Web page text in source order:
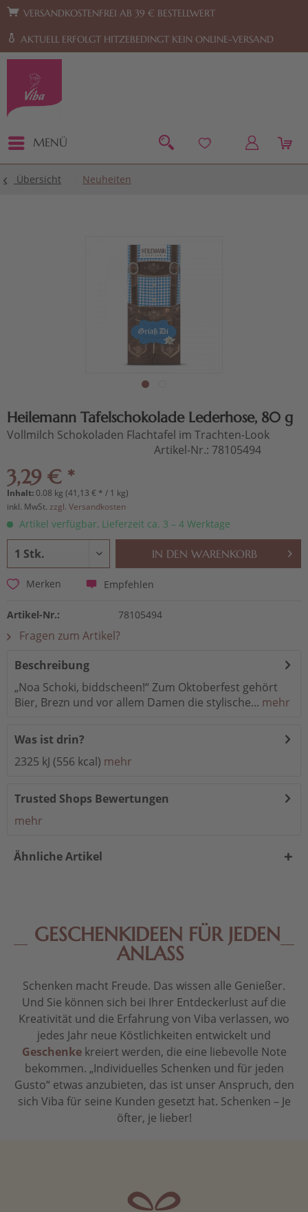
Zur Hauptnavigation springen Zum Footer springen
VERSANDKOSTENFREI AB 39 € BESTELLWERT
AKTUELL ERFOLGT HITZEBEDINGT KEIN ONLINE-VERSAND
MENÜ
Übersicht Neuheiten
Heilemann Tafelschokolade Lederhose, 80 g
Vollmilch Schokoladen Flachtafel im Trachten-Look
Artikel-Nr.: 78105494
3,29 € *
Inhalt:0.08 kg (41,13 € * / 1 kg)
inkl. MwSt. zzgl. Versandkosten
Artikel verfügbar, Lieferzeit ca. 3 – 4 Werktage
IN DEN WARENKORB
Merken Empfehlen
Artikel-Nr.: 78105494
Fragen zum Artikel?
Beschreibung
„Noa Schoki, biddscheen!“ Zum Oktoberfest gehört
Bier, Brezn und vor allem Damen die stylische... mehr
Was ist drin?
2325 kJ (556 kcal) mehr
Trusted Shops Bewertungen
mehr
Ähnliche Artikel
GESCHENKIDEEN FÜR JEDEN
ANLASS
Schenken macht Freude. Das wissen alle Genießer.
Und Sie können sich bei Ihrer Entdeckerlust auf die
Kreativität und die Erfahrung von Viba verlassen, wo
jedes Jahr neue Köstlichkeiten entwickelt und
Geschenkekreiert werden, die eine liebevolle Note
bekommen. „Individuelles Schenken und für jeden
Gusto“ etwas anzubieten, das ist unser Anspruch, den
sich Viba für seine Kunden gesetzt hat. Schenken – Je
öfter, je lieber!